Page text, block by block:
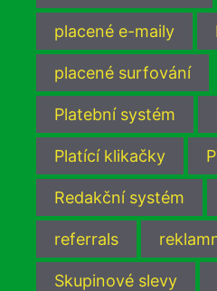
placené e-maily
placené surfování
Platební systém
Platící klikačky
Redakční systém
referrals
Skupinové slevy